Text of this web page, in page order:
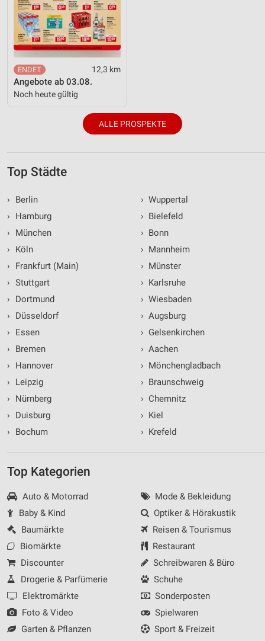
12,3 km
Angebote ab 03.08.
Noch heute gültig
ALLE PROSPEKTE
Top Städte
›
Berlin
›
Hamburg
›
München
›
Köln
›
Frankfurt (Main)
› Stuttgart
›
Dortmund
›
Düsseldorf
›
Essen
›
Bremen
›
Hannover
›
Leipzig
›
Nürnberg
›
Duisburg
›
Bochum
› Wuppertal
› Bielefeld
› Bonn
› Mannheim
› Münster
› Karlsruhe
› Wiesbaden
› Augsburg
› Gelsenkirchen
› Aachen
› Mönchengladbach
› Braunschweig
› Chemnitz
› Kiel
› Krefeld
Top Kategorien
Auto & Motorrad
Baby & Kind
Baumärkte
Biomärkte
Discounter
Drogerie & Parfümerie
Elektromärkte
Foto & Video
Garten & Pflanzen
Mode & Bekleidung
Optiker & Hörakustik
Reisen & Tourismus
Restaurant
Schreibwaren & Büro
Schuhe
Sonderposten
Spielwaren
Sport & Freizeit